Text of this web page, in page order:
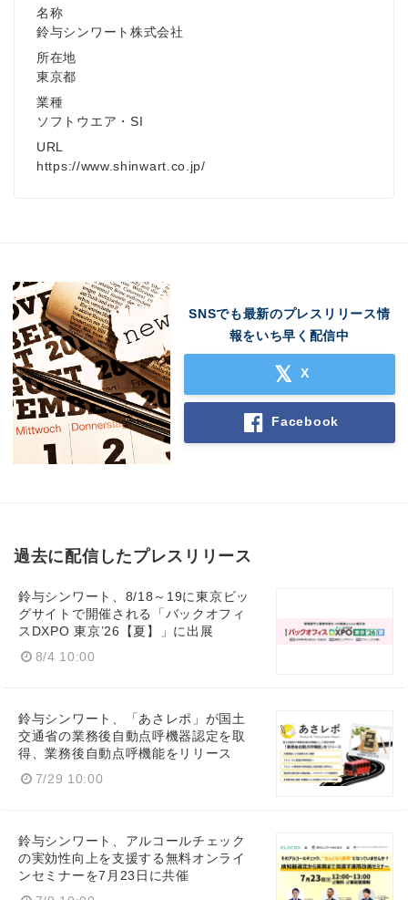
名称
鈴与シンワート株式会社
所在地
東京都
業種
ソフトウエア・SI
URL
https://www.shinwart.co.jp/
SNSでも最新のプレスリリース情
報をいち早く配信中
X
Facebook
過去に配信したプレスリリース
鈴与シンワート、8/18～19に東京ビッ
グサイトで開催される「バックオフィ
スDXPO 東京’26【夏】」に出展
8/4 10:00
鈴与シンワート、「あさレポ」が国土
交通省の業務後自動点呼機器認定を取
得、業務後自動点呼機能をリリース
7/29 10:00
鈴与シンワート、アルコールチェック
の実効性向上を支援する無料オンライ
ンセミナーを7月23日に共催